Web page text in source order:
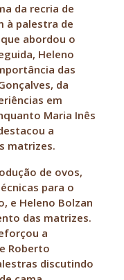
da recria de
à palestra de
abordou o
Heleno
das
da
em
Maria Inês
a
matrizes.
de ovos,
para o
e Heleno Bolzan
das matrizes.
a
Roberto
discutindo